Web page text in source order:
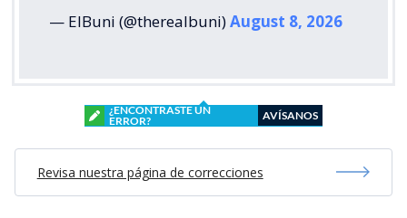
— ElBuni (@therealbuni)August 8, 2026
¿ENCONTRASTE UN
ERROR?
AVÍSANOS
Revisa nuestra página de correcciones